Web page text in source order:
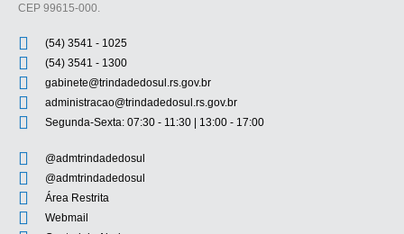
CEP 99615-000.
(54) 3541 - 1025
(54) 3541 - 1300
gabinete@trindadedosul.rs.gov.br
administracao@trindadedosul.rs.gov.br
Segunda-Sexta: 07:30 - 11:30 | 13:00 - 17:00
@admtrindadedosul
@admtrindadedosul
Área Restrita
Webmail